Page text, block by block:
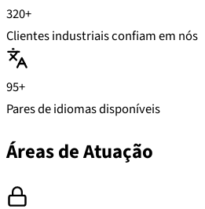
320+
Clientes industriais confiam em nós
95+
Pares de idiomas disponíveis
Áreas de Atuação